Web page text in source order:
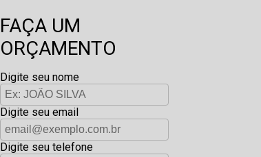
FAÇA UM
ORÇAMENTO
Digite seu nome
Digite seu email
Digite seu telefone